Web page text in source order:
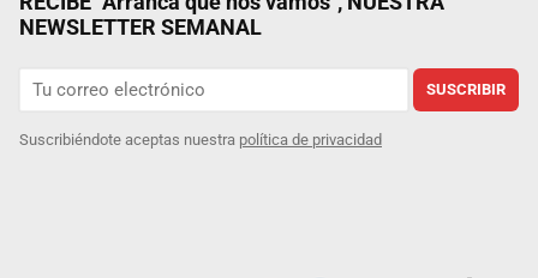
NEWSLETTER SEMANAL
SUSCRIBIR
Suscribiéndote aceptas nuestra política de privacidad